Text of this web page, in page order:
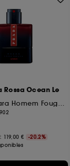
Rossa Ocean Le
Perfume para Homem Fougère
119,00 €
-20.2%